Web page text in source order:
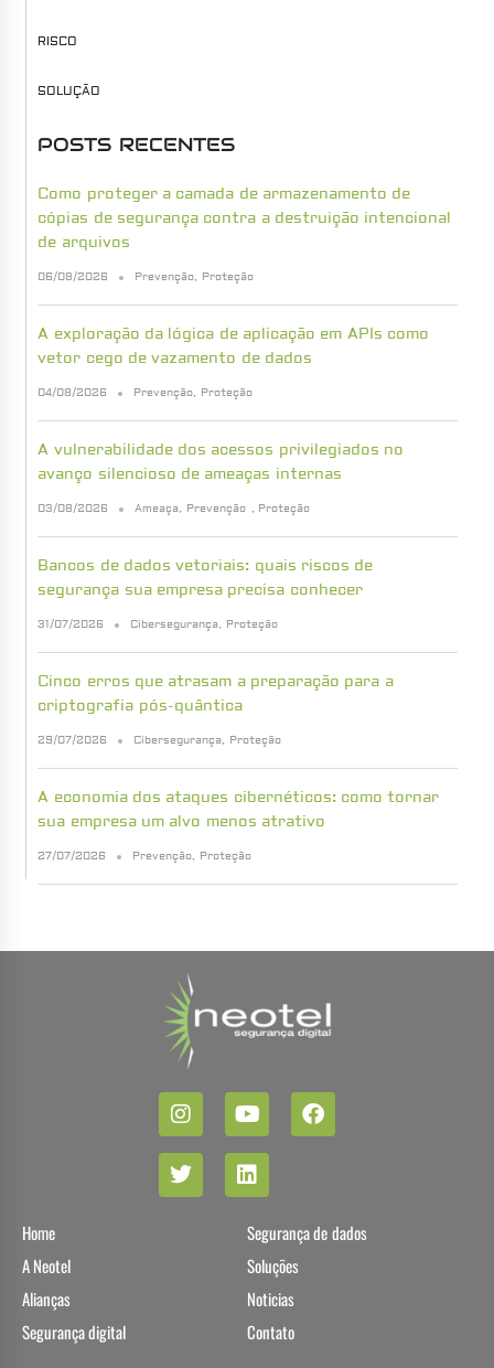
RISCO
SOLUÇÃO
POSTS RECENTES
Como proteger a camada de armazenamento de
cópias de segurança contra a destruição intencional
de arquivos
06/08/2026 Prevenção, Proteção
A exploração da lógica de aplicação em APIs como
vetor cego de vazamento de dados
04/08/2026 Prevenção, Proteção
A vulnerabilidade dos acessos privilegiados no
avanço silencioso de ameaças internas
03/08/2026 Ameaça, Prevenção , Proteção
Bancos de dados vetoriais: quais riscos de
segurança sua empresa precisa conhecer
31/07/2026 Cibersegurança, Proteção
Cinco erros que atrasam a preparação para a
criptografia pós-quântica
29/07/2026 Cibersegurança, Proteção
A economia dos ataques cibernéticos: como tornar
sua empresa um alvo menos atrativo
27/07/2026 Prevenção, Proteção
Home
A Neotel
Alianças
Segurança digital
Segurança de dados
Soluções
Noticias
Contato